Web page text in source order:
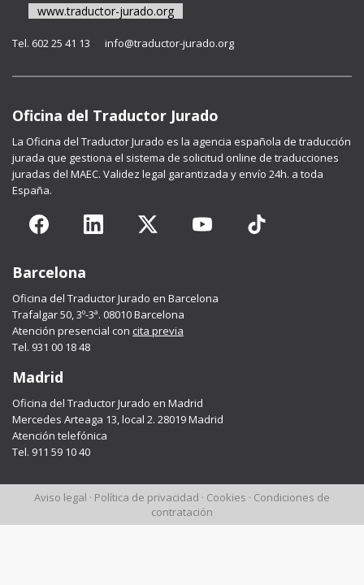
www.traductor-jurado.org
Tel. 602 25 41 13 info@traductor-jurado.org
Oficina del Traductor Jurado
La Oficina del Traductor Jurado es la agencia española de traducción
jurada que gestiona el sistema de solicitud online de traducciones
juradas del MAEC. Validez legal garantizada y envío 24h. a toda
España.
Barcelona
Oficina del Traductor Jurado en Barcelona
Trafalgar 50, 3º-3ª. 08010 Barcelona
Atención presencial con cita previa
Tel. 931 00 18 48
Madrid
Oficina del Traductor Jurado en Madrid
Mercedes Arteaga 13, local 2. 28019 Madrid
Atención telefónica
Tel. 911 59 10 40
Aviso legal · Política de privacidad · Cookies · Condiciones de
contratación